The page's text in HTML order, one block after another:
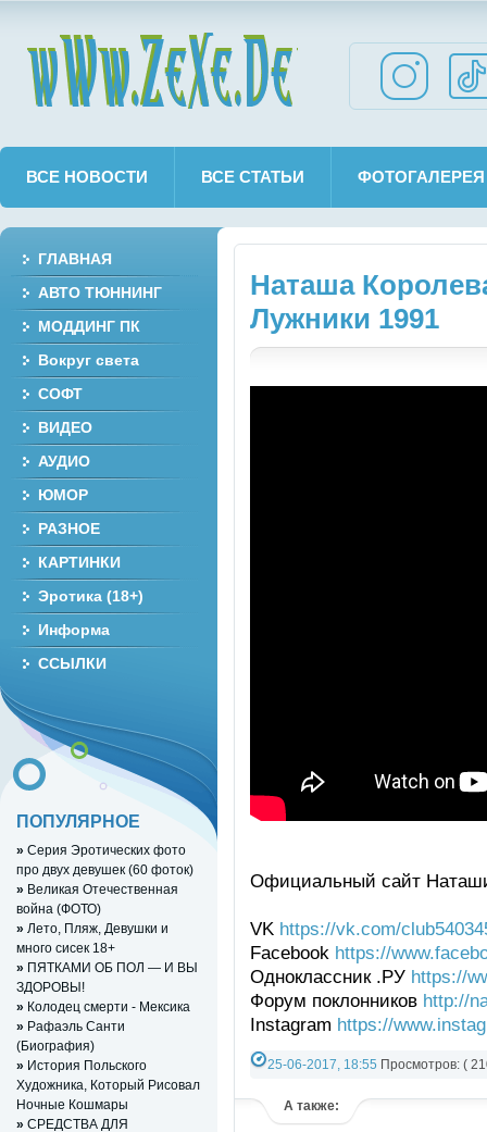
ВСЕ НОВОСТИ ВСЕ СТАТЬИ ФОТОГАЛЕРЕЯ
Наташа
Лужники 1991
Официальный сайт
VK https://vk.com/
Facebook https://
Одноклассник .РУ https://
Форум поклонников http://
Instagram https://
25-06-2017, 18:55 Просмотров: (
А также:
ГЛАВНАЯ
АВТО ТЮННИНГ
МОДДИНГ ПК
Вокруг света
СОФТ
ВИДЕО
АУДИО
ЮМОР
РАЗНОЕ
КАРТИНКИ
Эротика (18+)
Информа
ССЫЛКИ
ПОПУЛЯРНОЕ
» Серия Эротических фото
про двух девушек (60 фоток)
» Великая Отечественная
война (ФОТО)
» Лето, Пляж, Девушки и
много сисек 18+
» ПЯТКАМИ ОБ ПОЛ — И ВЫ
ЗДОРОВЫ!
» Колодец смерти - Мексика
» Рафаэль Санти
(Биография)
» История Польского
Художника, Который Рисовал
Ночные Кошмары
» СРЕДСТВА ДЛЯ